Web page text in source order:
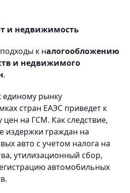
и недвижимость
к налогообложению
и недвижимого
.
единому рынку
стран ЕАЭС приведет к
на ГСМ. Как следствие,
издержки граждан на
авто с учетом налога на
утилизационный сбор,
автомобильных